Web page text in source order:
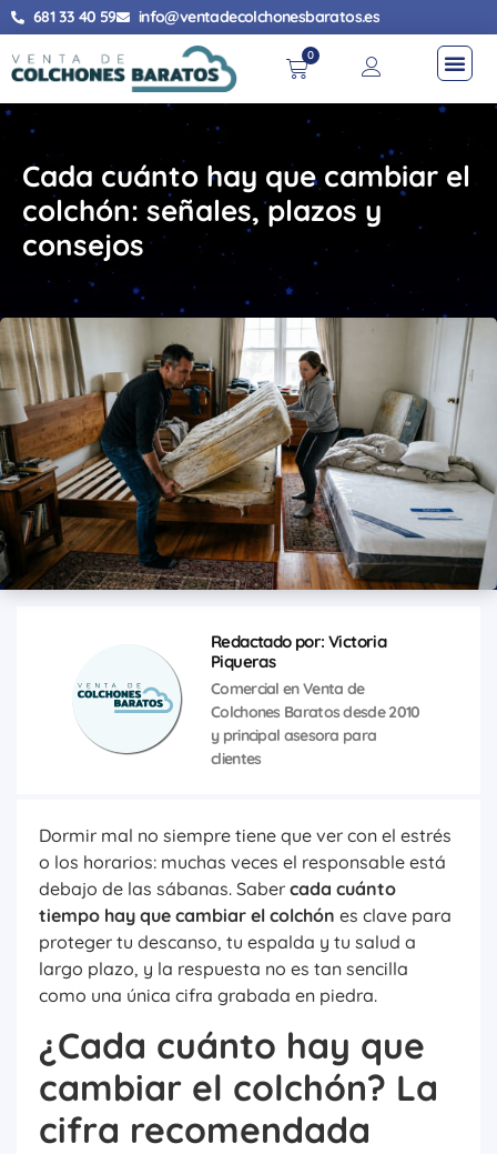
681 33 40 59 info@ventadecolchonesbaratos.es
0
Cada cuánto hay que cambiar el
colchón: señales, plazos y
consejos
Redactado por: Victoria
Piqueras
Comercial en Venta de
Colchones Baratos desde 2010
y principal asesora para
clientes
Dormir mal no siempre tiene que ver con el estrés
o los horarios: muchas veces el responsable está
debajo de las sábanas. Saber cada cuánto
tiempo hay que cambiar el colchón es clave para
proteger tu descanso, tu espalda y tu salud a
largo plazo, y la respuesta no es tan sencilla
como una única cifra grabada en piedra.
¿Cada cuánto hay que
cambiar el colchón? La
cifra recomendada